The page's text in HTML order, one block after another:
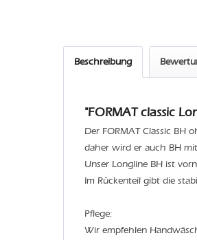
Beschreibung
"FORMAT classic
Der FORMAT Classic BH
daher wird er auch BH
Unser Longline BH ist
Im Rückenteil gibt die
Pflege:
Wir empfehlen